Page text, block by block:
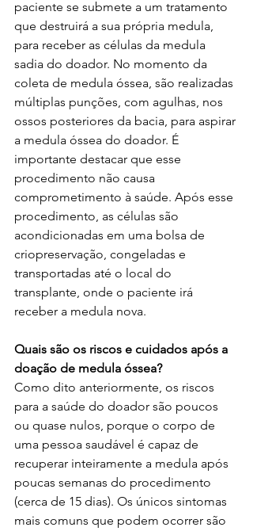
paciente se submete a um tratamento
que destruirá a sua própria medula,
para receber as células da medula
sadia do doador. No momento da
coleta de medula óssea, são realizadas
múltiplas punções, com agulhas, nos
ossos posteriores da bacia, para aspirar
a medula óssea do doador. É
importante destacar que esse
procedimento não causa
comprometimento à saúde. Após esse
procedimento, as células são
acondicionadas em uma bolsa de
criopreservação, congeladas e
transportadas até o local do
transplante, onde o paciente irá
receber a medula nova.
Quais são os riscos e cuidados após a
doação de medula óssea?
Como dito anteriormente, os riscos
para a saúde do doador são poucos
ou quase nulos, porque o corpo de
uma pessoa saudável é capaz de
recuperar inteiramente a medula após
poucas semanas do procedimento
(cerca de 15 dias). Os únicos sintomas
mais comuns que podem ocorrer são